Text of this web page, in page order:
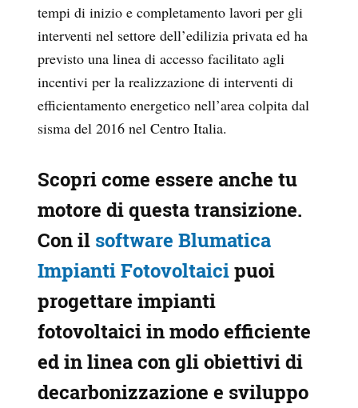
tempi di inizio e completamento lavori per gli
interventi nel settore dell’edilizia privata ed ha
previsto una linea di accesso facilitato agli
incentivi per la realizzazione di interventi di
efficientamento energetico nell’area colpita dal
sisma del 2016 nel Centro Italia.
Scopri come essere anche tu
motore di questa transizione.
Con il software Blumatica
Impianti Fotovoltaicipuoi
progettare impianti
fotovoltaici in modo efficiente
ed in linea con gli obiettivi di
decarbonizzazione e sviluppo